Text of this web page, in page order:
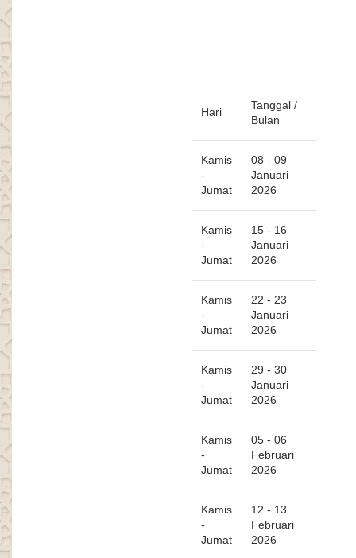
Hari
Tanggal /
Bulan
Kamis
-
Jumat
08 - 09
Januari
2026
Kamis
-
Jumat
15 - 16
Januari
2026
Kamis
-
Jumat
22 - 23
Januari
2026
Kamis
-
Jumat
29 - 30
Januari
2026
Kamis
-
Jumat
05 - 06
Februari
2026
Kamis
-
Jumat
12 - 13
Februari
2026